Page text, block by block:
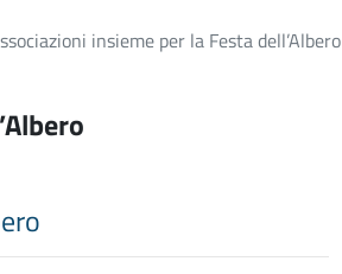
insieme per la Festa dell’Albero